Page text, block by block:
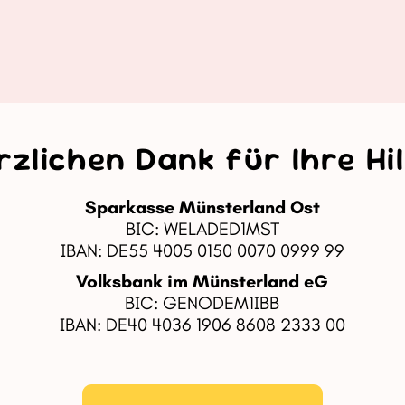
Dank für Ihre
Sparkasse Münsterland Ost
BIC: WELADED1MST
IBAN: DE55 4005 0150 0070 0999 99
Volksbank im Münsterland eG
BIC: GENODEM1IBB
IBAN: DE40 4036 1906 8608 2333 00